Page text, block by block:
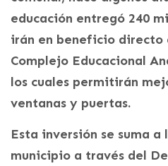
educación entregó 240
irán en beneficio
Complejo Educacional
los cuales permitirán
ventanas y puertas.
Esta inversión se suma
municipio a través del